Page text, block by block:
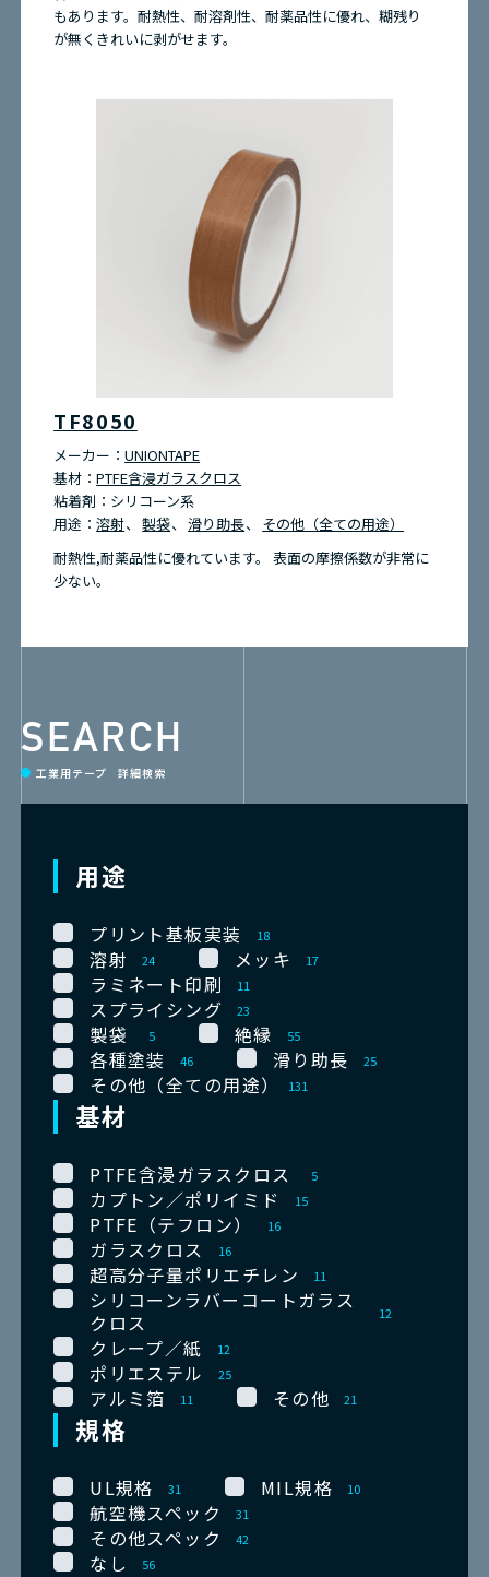
もあります。耐熱性、耐溶剤性、耐薬品性に優れ、糊残り
が無くきれいに剥がせます。
TF8050
メーカー：UNIONTAPE
基材：PTFE含浸ガラスクロス
粘着剤： シリコーン系
用途：溶射 製袋 滑り助長
その他（全ての用途）
耐熱性,耐薬品性に優れています。 表面の摩擦係数が非常に
少ない。
工業用テープ 詳細検索
SEARCH
用途
プリント基板実装 18
溶射 24 メッキ 17
ラミネート印刷 11
スプライシング 23
製袋 5 絶縁 55
各種塗装 46 滑り助長 25
その他（全ての用途） 131
基材
PTFE含浸ガラスクロス 5
カプトン／ポリイミド 15
PTFE（テフロン） 16
ガラスクロス 16
超高分子量ポリエチレン 11
シリコーンラバーコートガラス
クロス
12
クレープ／紙 12
ポリエステル 25
アルミ箔 11 その他 21
規格
UL規格 31 MIL規格 10
航空機スペック 31
その他スペック 42
なし 56